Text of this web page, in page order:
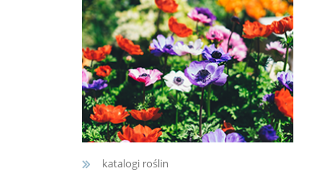
katalogi roślin